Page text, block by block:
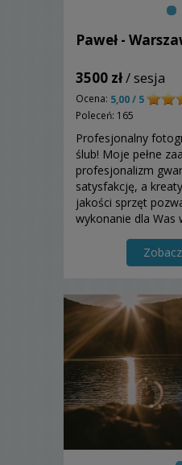
Paweł -
3500 zł/ sesja
Ocena: 5,00 / 5
Poleceń: 165
Profesjonalny
ślub! Moje pełne
profesjonalizm
satysfakcję, a
jakości sprzęt
wykonanie dla Was